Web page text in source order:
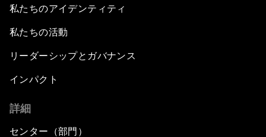
私たちのアイデンティティ
私たちの活動
リーダーシップとガバナンス
インパクト
詳細
センター（部門）